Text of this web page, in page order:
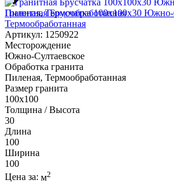
Гранитная Брусчатка 100х100x30
Термообработанная
Артикул: 1250922
Месторождение
Южно-Султаевское
Обработка гранита
Пиленая, Термообработанная
Размер гранита
100х100
Толщина / Высота
30
Длина
100
Ширина
100
Цена за: м2